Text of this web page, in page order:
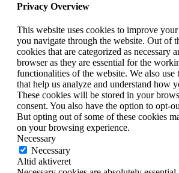
Privacy Overview
This website uses cookies to improve
you navigate through the website. Out of
cookies that are categorized as necessary
browser as they are essential for the
functionalities of the website. We also
that help us analyze and understand how
These cookies will be stored in your
consent. You also have the option to opt-
But opting out of some of these cookies
on your browsing experience.
Necessary
Necessary
Altid aktiveret